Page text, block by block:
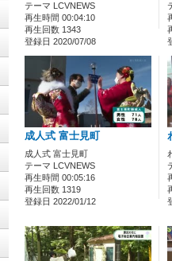
テーマ LCVNEWS
再生時間 00:04:10
再生回数 1343
登録日 2020/07/08
成人式 富士見町
成人式 富士見町
テーマ LCVNEWS
再生時間 00:05:16
再生回数 1319
登録日 2022/01/12